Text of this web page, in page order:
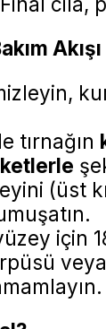
Akışı
tırnağın
(üst
için